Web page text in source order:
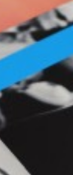
verbondenheid